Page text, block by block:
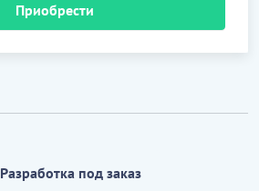
Приобрести
Разработка под заказ